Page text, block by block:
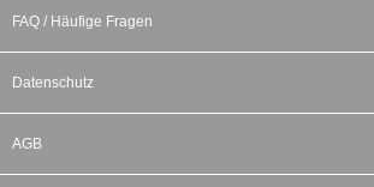
FAQ / Häufige Fragen
Datenschutz
AGB